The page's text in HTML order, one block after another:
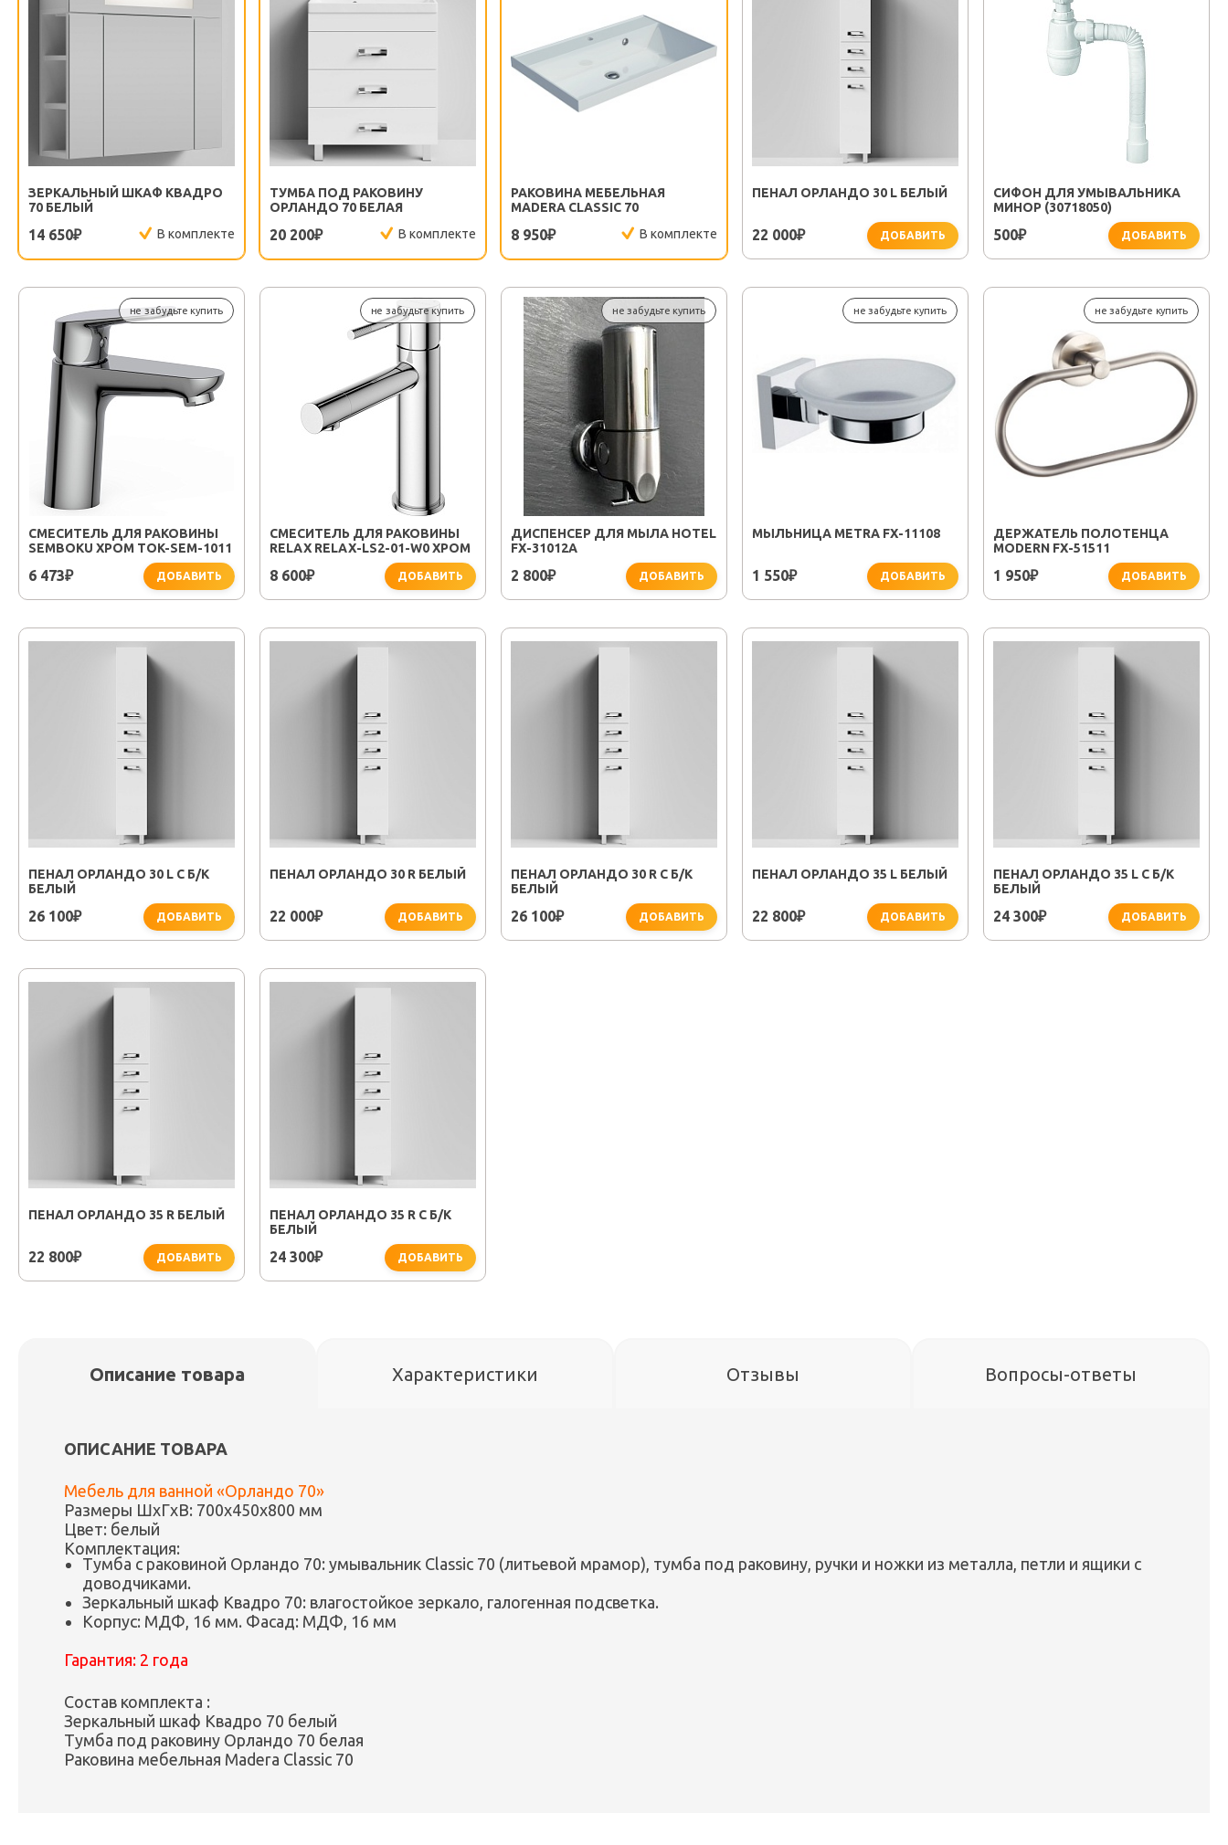
ЗЕРКАЛЬНЫЙ ШКАФ КВАДРО
70 БЕЛЫЙ
14 650₽ В комплекте
ТУМБА ПОД РАКОВИНУ
ОРЛАНДО 70 БЕЛАЯ
20 200₽ В комплекте
РАКОВИНА МЕБЕЛЬНАЯ
MADERA CLASSIC 70
8 950₽ В комплекте
ПЕНАЛ ОРЛАНДО 30 L БЕЛЫЙ
22 000₽ ДОБАВИТЬ
СИФОН ДЛЯ УМЫВАЛЬНИКА
МИНОР (30718050)
500₽ ДОБАВИТЬ
не забудьте купить
СМЕСИТЕЛЬ ДЛЯ РАКОВИНЫ
SEMBOKU ХРОМ TOK-SEM-1011
6 473₽ ДОБАВИТЬ
не забудьте купить
СМЕСИТЕЛЬ ДЛЯ РАКОВИНЫ
RELAX RELAX-LS2-01-W0 ХРОМ
8 600₽ ДОБАВИТЬ
не забудьте купить
ДИСПЕНСЕР ДЛЯ МЫЛА HOTEL
FX-31012A
2 800₽ ДОБАВИТЬ
не забудьте купить
МЫЛЬНИЦА METRA FX-11108
1 550₽ ДОБАВИТЬ
не забудьте купить
ДЕРЖАТЕЛЬ ПОЛОТЕНЦА
MODERN FX-51511
1 950₽ ДОБАВИТЬ
ПЕНАЛ ОРЛАНДО 30 L С Б/К
БЕЛЫЙ
26 100₽ ДОБАВИТЬ
ПЕНАЛ ОРЛАНДО 30 R БЕЛЫЙ
22 000₽ ДОБАВИТЬ
ПЕНАЛ ОРЛАНДО 30 R С Б/К
БЕЛЫЙ
26 100₽ ДОБАВИТЬ
ПЕНАЛ ОРЛАНДО 35 L БЕЛЫЙ
22 800₽ ДОБАВИТЬ
ПЕНАЛ ОРЛАНДО 35 L С Б/К
БЕЛЫЙ
24 300₽ ДОБАВИТЬ
ПЕНАЛ ОРЛАНДО 35 R БЕЛЫЙ
22 800₽ ДОБАВИТЬ
ПЕНАЛ ОРЛАНДО 35 R С Б/К
БЕЛЫЙ
24 300₽ ДОБАВИТЬ
Описание товара Характеристики Отзывы Вопросы-ответы
ОПИСАНИЕ ТОВАРА
Мебель для ванной «Орландо 70»
Размеры ШxГxВ: 700х450х800 мм
Цвет: белый
Комплектация:
Тумба с раковиной Орландо 70: умывальник Classic 70 (литьевой мрамор), тумба под раковину, ручки и ножки из металла, петли и ящики с
доводчиками.
Зеркальный шкаф Квадро 70: влагостойкое зеркало, галогенная подсветка.
Корпус: МДФ, 16 мм. Фасад: МДФ, 16 мм
Гарантия: 2 года
Состав комплекта :
Зеркальный шкаф Квадро 70 белый
Тумба под раковину Орландо 70 белая
Раковина мебельная Madera Classic 70